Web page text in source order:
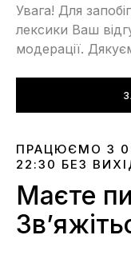
Увага! Для
лексики Ваш
модерації.
ПРАЦЮЄМО З
22:30 БЕЗ
Маєте